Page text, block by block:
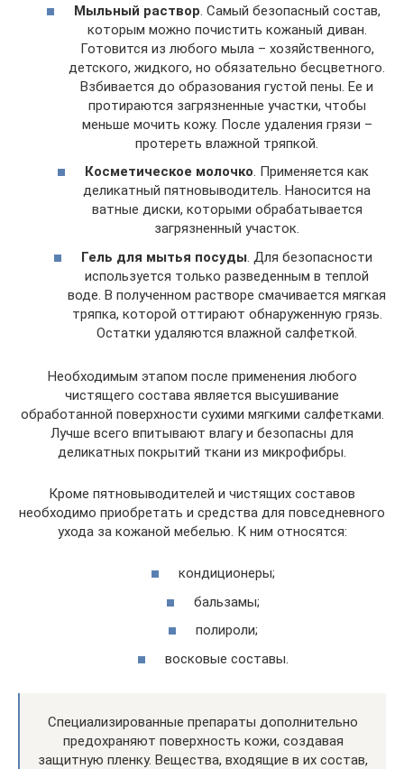
Мыльный раствор . Самый безопасный состав,
которым можно почистить кожаный диван.
Готовится из любого мыла – хозяйственного,
детского, жидкого, но обязательно бесцветного.
Взбивается до образования густой пены. Ее и
протираются загрязненные участки, чтобы
меньше мочить кожу. После удаления грязи –
протереть влажной тряпкой.
Косметическое молочко. Применяется как
деликатный пятновыводитель. Наносится на
ватные диски, которыми обрабатывается
загрязненный участок.
Гель для мытья посуды . Для безопасности
используется только разведенным в теплой
воде. В полученном растворе смачивается мягкая
тряпка, которой оттирают обнаруженную грязь.
Остатки удаляются влажной салфеткой.
Необходимым этапом после применения любого
чистящего состава является высушивание
обработанной поверхности сухими мягкими салфетками.
Лучше всего впитывают влагу и безопасны для
деликатных покрытий ткани из микрофибры.
Кроме пятновыводителей и чистящих составов
необходимо приобретать и средства для повседневного
ухода за кожаной мебелью. К ним относятся:
кондиционеры;
бальзамы;
полироли;
восковые составы.
Специализированные препараты дополнительно
предохраняют поверхность кожи, создавая
защитную пленку. Вещества, входящие в их состав,